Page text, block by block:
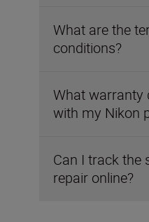
What are the
conditions?
What warranty
with my Nikon
Can I track the
repair online?